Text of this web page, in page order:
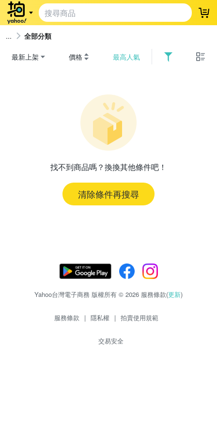
登
全部分類
最新上架 價格 最高人氣
找不到商品嗎？換換其他條件吧！
清除條件再搜尋
Yahoo台灣電子商務 版權所有 © 2026 服務條款(更新)
服務條款 | 隱私權 | 拍賣使用規範
交易安全